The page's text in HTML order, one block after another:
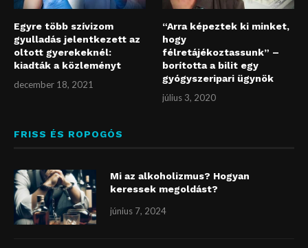
Egyre több szívizom
gyulladás jelentkezett az
oltott gyerekeknél:
kiadták a közleményt
december 18, 2021
“Arra képeztek ki minket,
hogy
félretájékoztassunk” –
borította a bilit egy
gyógyszeripari ügynök
július 3, 2020
FRISS ÉS ROPOGÓS
Mi az alkoholizmus? Hogyan
keressek megoldást?
június 7, 2024